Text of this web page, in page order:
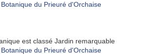
est classé Jardin remarquable